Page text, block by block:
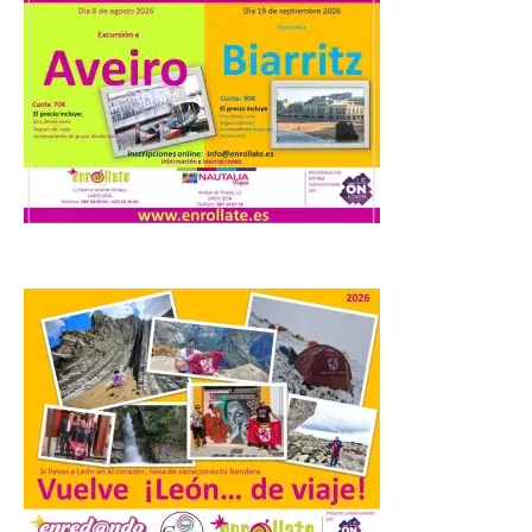
6 Ago 2026
La Diputación de Zamora
publica el volumen 55 de la
Biblioteca de Cultura
Tradicional Zamorana
para preservar el
patrimonio etnográfico. La obra “Los
juegos de mis mayores en Requejo de
El Ayuntamiento de
Salamanca activa
‘Comercios con Alma’
6 Ago 2026
Una campaña para